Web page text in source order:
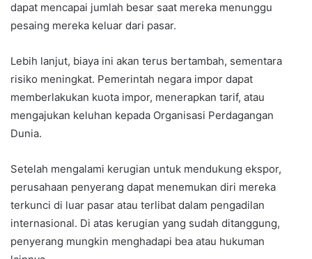
dapat mencapai jumlah besar saat mereka menunggu
pesaing mereka keluar dari pasar.
Lebih lanjut, biaya ini akan terus bertambah, sementara
risiko meningkat. Pemerintah negara impor dapat
memberlakukan kuota impor, menerapkan tarif, atau
mengajukan keluhan kepada Organisasi Perdagangan
Dunia.
Setelah mengalami kerugian untuk mendukung ekspor,
perusahaan penyerang dapat menemukan diri mereka
terkunci di luar pasar atau terlibat dalam pengadilan
internasional. Di atas kerugian yang sudah ditanggung,
penyerang mungkin menghadapi bea atau hukuman